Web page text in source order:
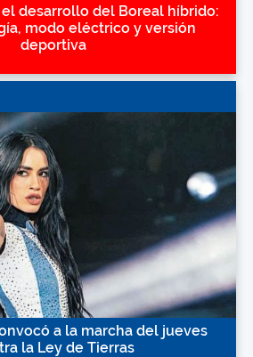
desarrollo del Boreal híbrido:
modo eléctrico y versión
deportiva
a la marcha del jueves
la Ley de Tierras